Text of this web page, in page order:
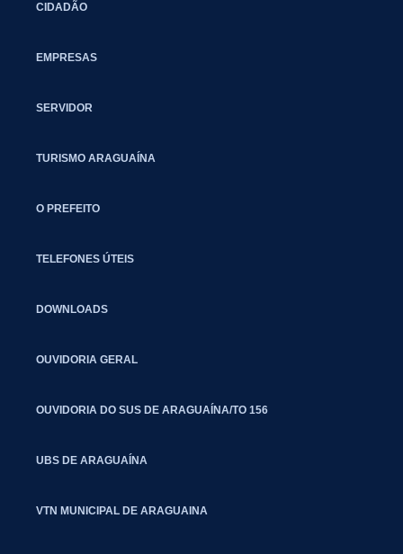
CIDADÃO
EMPRESAS
SERVIDOR
TURISMO ARAGUAÍNA
O PREFEITO
TELEFONES ÚTEIS
DOWNLOADS
OUVIDORIA GERAL
OUVIDORIA DO SUS DE ARAGUAÍNA/TO 156
UBS DE ARAGUAÍNA
VTN MUNICIPAL DE ARAGUAINA